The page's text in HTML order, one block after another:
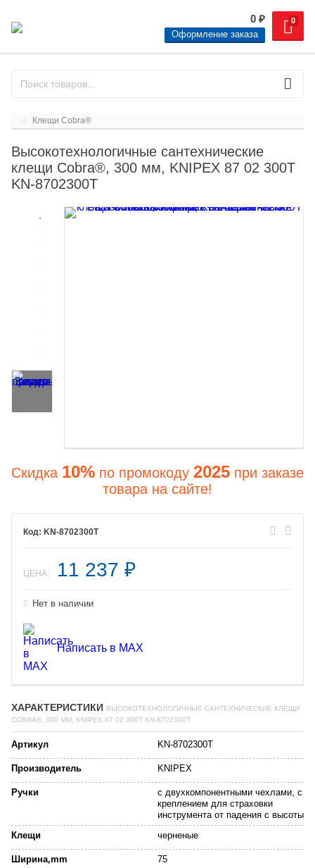
0
0 ₽
Оформление заказа
Клещи Cobra®
Высокотехнологичные сантехнические
клещи Cobra®, 300 мм, KNIPEX 87 02 300T
KN-8702300T
Скидка 10% по промокоду 2025 при заказе
товара на сайте!
KN-8702300T
ЦЕНА: 11 237 ₽
Нет в наличии
Написать в MAX
ХАРАКТЕРИСТИКИ ВЫСОКОТЕХНОЛОГИЧНЫЕ САНТЕХНИЧЕСКИЕ КЛЕЩИ
COBRA®, 300 ММ, KNIPEX 87 02 300T KN-8702300T
Артикул KN-8702300T
Производитель KNIPEX
Ручки
с двухкомпонентными чехлами, с
креплением для страховки
инструмента от падения с высоты
Клещи
черненые
Ширина,mm 75